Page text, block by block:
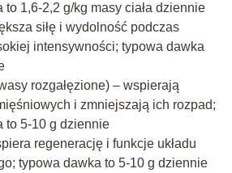
to 1,6-2,2 g/kg masy ciała dziennie
siłę i wydolność podczas
intensywności; typowa dawka
rozgałęzione) – wspierają
i zmniejszają ich rozpad;
to 5-10 g dziennie
regenerację i funkcje układu
typowa dawka to 5-10 g dziennie